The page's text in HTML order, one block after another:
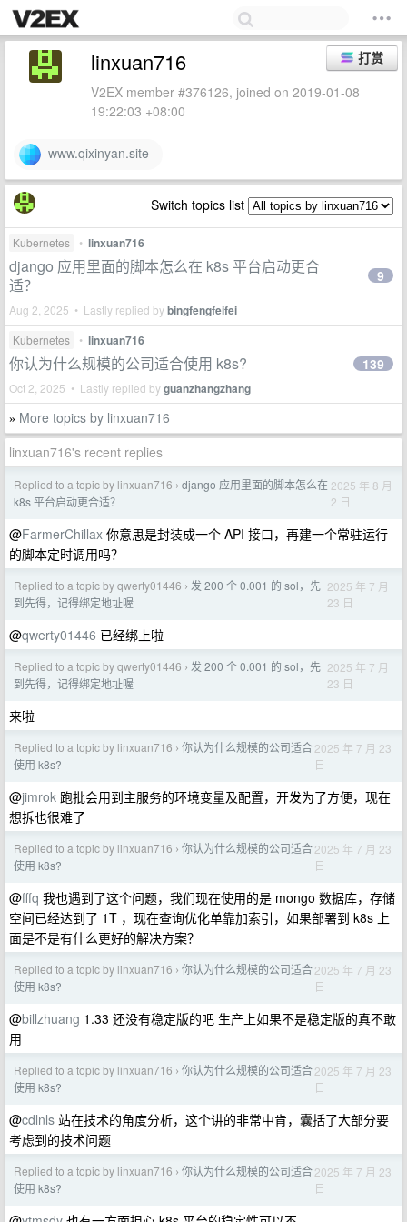
打赏
linxuan716
V2EX member #376126, joined on 2019-01-08
19:22:03 +08:00
www.qixinyan.site
Switch topics list
Kubernetes • linxuan716
django 应用里面的脚本怎么在 k8s 平台启动更合
适？
Aug 2, 2025 • Lastly replied bybingfengfeifei
9
Kubernetes • linxuan716
你认为什么规模的公司适合使用 k8s?
Oct 2, 2025 • Lastly replied byguanzhangzhang
139
» More topics by linxuan716
linxuan716's recent replies
Replied to a topic by linxuan716 › django 应用里面的脚本怎么在
k8s 平台启动更合适？
2025 年 8 月
2 日
@FarmerChillax 你意思是封装成一个 API 接口，再建一个常驻运行
的脚本定时调用吗？
Replied to a topic by qwerty01446 › 发 200 个 0.001 的 sol，先
到先得，记得绑定地址喔
2025 年 7 月
23 日
@qwerty01446 已经绑上啦
Replied to a topic by qwerty01446 › 发 200 个 0.001 的 sol，先
到先得，记得绑定地址喔
2025 年 7 月
23 日
来啦
Replied to a topic by linxuan716 › 你认为什么规模的公司适合
使用 k8s?
2025 年 7 月 23
日
@jimrok 跑批会用到主服务的环境变量及配置，开发为了方便，现在
想拆也很难了
Replied to a topic by linxuan716 › 你认为什么规模的公司适合
使用 k8s?
2025 年 7 月 23
日
@fffq 我也遇到了这个问题，我们现在使用的是 mongo 数据库，存储
空间已经达到了 1T ，现在查询优化单靠加索引，如果部署到 k8s 上
面是不是有什么更好的解决方案？
Replied to a topic by linxuan716 › 你认为什么规模的公司适合
使用 k8s?
2025 年 7 月 23
日
@billzhuang 1.33 还没有稳定版的吧 生产上如果不是稳定版的真不敢
用
Replied to a topic by linxuan716 › 你认为什么规模的公司适合
使用 k8s?
2025 年 7 月 23
日
@cdlnls 站在技术的角度分析，这个讲的非常中肯，囊括了大部分要
考虑到的技术问题
Replied to a topic by linxuan716 › 你认为什么规模的公司适合
使用 k8s?
2025 年 7 月 23
日